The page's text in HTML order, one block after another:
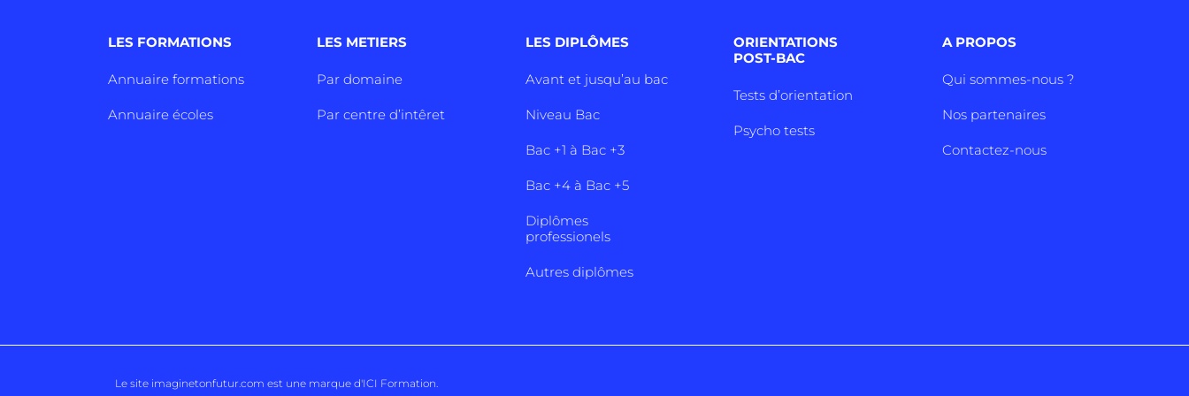
LES FORMATIONS
Annuaire formations
Annuaire écoles
LES METIERS
Par domaine
Par centre d’intêret
LES DIPLÔMES
Avant et jusqu’au bac
Niveau Bac
Bac +1 à Bac +3
Bac +4 à Bac +5
Diplômes
professionels
Autres diplômes
ORIENTATIONS
POST-BAC
Tests d’orientation
Psycho tests
A PROPOS
Qui sommes-nous ?
Nos partenaires
Contactez-nous
Le site imaginetonfutur.com est une marque d'ICI Formation